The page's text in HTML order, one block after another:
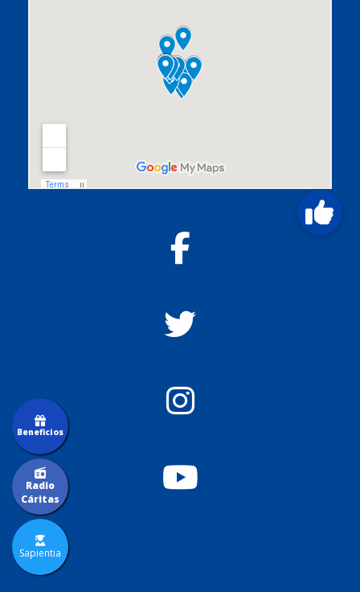
Sapientia
Radio
Cáritas
Beneficios